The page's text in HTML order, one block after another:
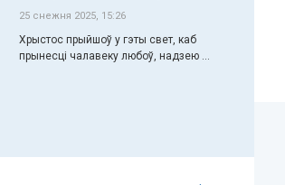
25 снежня 2025, 15:26
Хрыстос прыйшоў у гэты свет, каб
прынесці чалавеку любоў, надзею ...